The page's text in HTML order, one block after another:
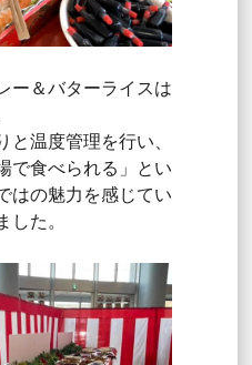
ー＆バターライスは
温度管理を行い、
で食べられる」とい
はの魅力を感じてい
た。